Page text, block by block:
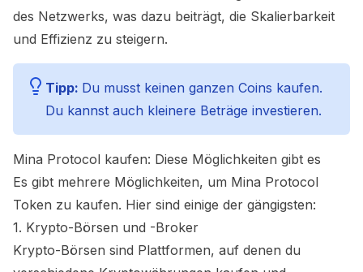
des Netzwerks, was dazu beiträgt, die Skalierbarkeit
und Effizienz zu steigern.
Tipp: Du musst keinen ganzen Coins kaufen.
Du kannst auch kleinere Beträge investieren.
Mina Protocol kaufen: Diese Möglichkeiten gibt es
Es gibt mehrere Möglichkeiten, um Mina Protocol
Token zu kaufen. Hier sind einige der gängigsten:
1. Krypto-Börsen und -Broker
Krypto-Börsen sind Plattformen, auf denen du